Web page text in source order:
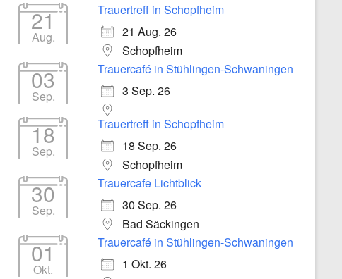
21
Aug.
Trauertreff in Schopfheim
21 Aug. 26
Schopfheim
03
Sep.
Trauercafé in Stühlingen-Schwaningen
3 Sep. 26
18
Sep.
Trauertreff in Schopfheim
18 Sep. 26
Schopfheim
30
Sep.
Trauercafe Lichtblick
30 Sep. 26
Bad Säckingen
01
Okt.
Trauercafé in Stühlingen-Schwaningen
1 Okt. 26